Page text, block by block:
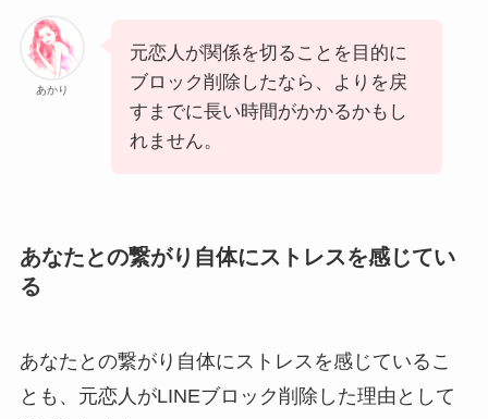
あかり
元恋人が関係を切ることを目的に
ブロック削除したなら、よりを戻
すまでに長い時間がかかるかもし
れません。
あなたとの繋がり自体にストレスを感じてい
る
あなたとの繋がり自体にストレスを感じているこ
とも、元恋人がLINEブロック削除した理由として